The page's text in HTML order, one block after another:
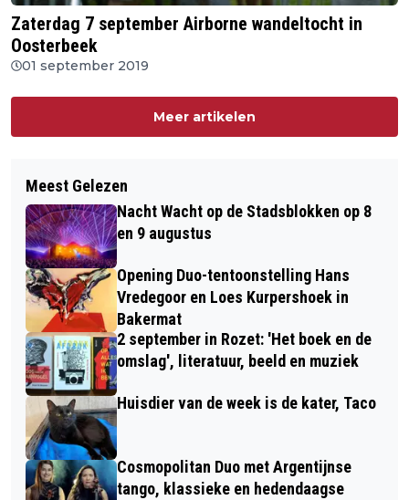
Zaterdag 7 september Airborne wandeltocht in
Oosterbeek
01 september 2019
Meer artikelen
Meest Gelezen
Nacht Wacht op de Stadsblokken op 8
en 9 augustus
Opening Duo-tentoonstelling Hans
Vredegoor en Loes Kurpershoek in
Bakermat
2 september in Rozet: 'Het boek en de
omslag', literatuur, beeld en muziek
Huisdier van de week is de kater, Taco
Cosmopolitan Duo met Argentijnse
tango, klassieke en hedendaagse